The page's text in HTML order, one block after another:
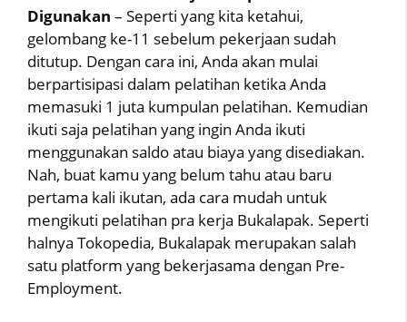
Digunakan – Seperti yang kita ketahui,
gelombang ke-11 sebelum pekerjaan sudah
ditutup. Dengan cara ini, Anda akan mulai
berpartisipasi dalam pelatihan ketika Anda
memasuki 1 juta kumpulan pelatihan. Kemudian
ikuti saja pelatihan yang ingin Anda ikuti
menggunakan saldo atau biaya yang disediakan.
Nah, buat kamu yang belum tahu atau baru
pertama kali ikutan, ada cara mudah untuk
mengikuti pelatihan pra kerja Bukalapak. Seperti
halnya Tokopedia, Bukalapak merupakan salah
satu platform yang bekerjasama dengan Pre-
Employment.